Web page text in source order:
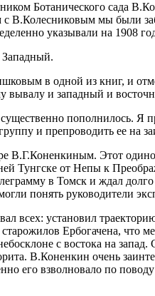
Ботанического сада
В.Колесниковым мы были
указывали на 1908
Западный.
в одной из книг, и
и западный и
пополнилось.
и препроводить ее на
Этот
Тунгске от Непы к
в Томск и ждал
понять руководители
всех: установил
Ербогачена, что
с востока на
В.Коненкин очень
его взволновало по